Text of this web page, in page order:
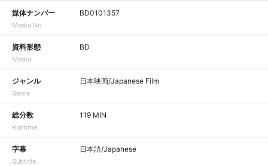
媒体ナンバー
Media No
BD0101357
資料形態
Media
BD
ジャンル
Genre
日本映画/Japanese Film
総分数
Runtime
119 MIN
字幕
Subtitle
日本語/Japanese